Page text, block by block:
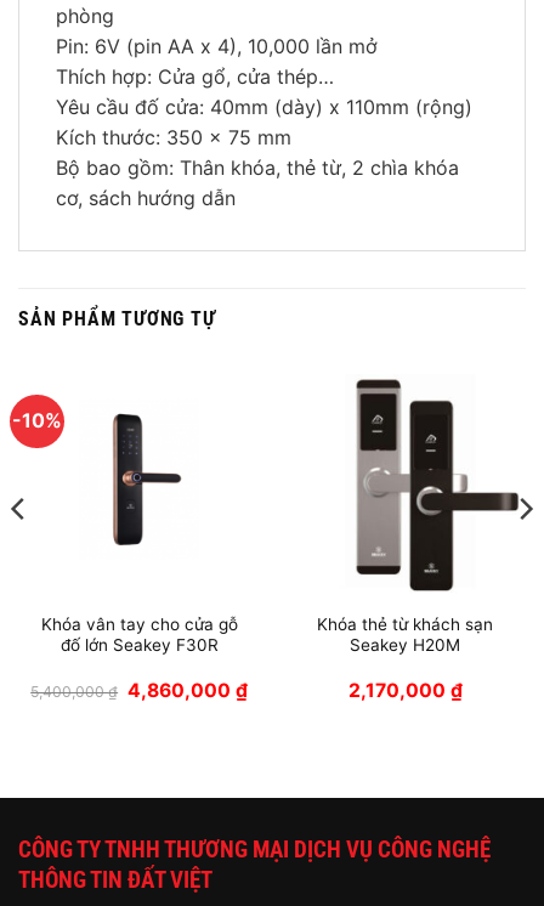
phòng
Pin: 6V (pin AA x 4), 10,000 lần mở
Thích hợp: Cửa gổ, cửa thép…
Yêu cầu đố cửa: 40mm (dày) x 110mm (rộng)
Kích thước: 350 x 75 mm
Bộ bao gồm: Thân khóa, thẻ từ, 2 chìa khóa
cơ, sách hướng dẫn
SẢN PHẨM TƯƠNG TỰ
-10%
Khóa vân tay cho cửa gỗ
đố lớn Seakey F30R
5,400,000₫ Giá
gốc
4,860,000 ₫Giá
hiện
Khóa thẻ từ khách sạn
Seakey H20M
2,170,000 ₫
CÔNG TY TNHH THƯƠNG MẠI DỊCH VỤ CÔNG NGHỆ
THÔNG TIN ĐẤT VIỆT